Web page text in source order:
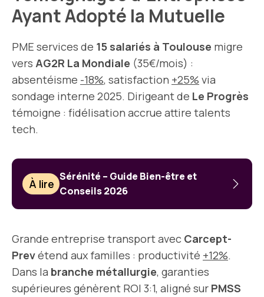
Ayant Adopté la Mutuelle
PME services de 15 salariés à Toulouse migre
vers AG2R La Mondiale (35€/mois) :
absentéisme -18%, satisfaction +25% via
sondage interne 2025. Dirigeant de Le Progrès
témoigne : fidélisation accrue attire talents
tech.
À lire
Sérénité – Guide Bien-être et
Conseils 2026
Grande entreprise transport avec Carcept-
Prevétend aux familles : productivité +12%.
Dans la branche métallurgie, garanties
supérieures génèrent ROI 3:1, aligné sur PMSS